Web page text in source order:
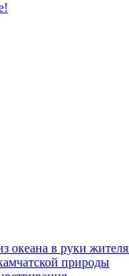
океана в руки
природы